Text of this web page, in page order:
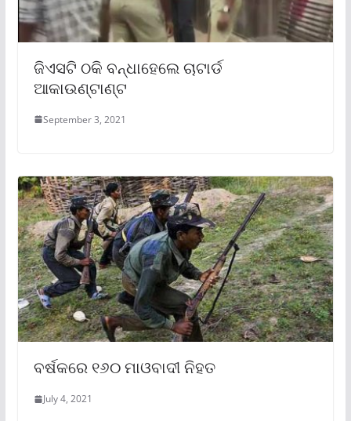
ଜିଏସଟି ଠକି ବନ୍ଧାହେଲେ ଚାଟାର୍ଡ
ଆକାଉଣ୍ଟାଣ୍ଟ
September 3, 2021
ବର୍ଷକରେ ୧୬୦ ମାଓବାଦୀ ନିହତ
July 4, 2021